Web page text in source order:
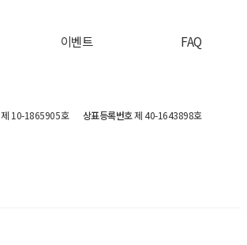
이벤트 FAQ
제 10-1865905호 상표등록번호제 40-1643898호